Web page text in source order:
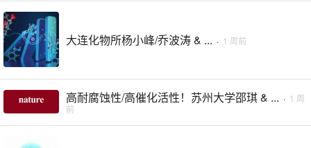
大连化物所杨小峰/乔波涛 & ... · 1 周前
高耐腐蚀性/高催化活性！苏州大学邵琪 & ... · 1 周
前